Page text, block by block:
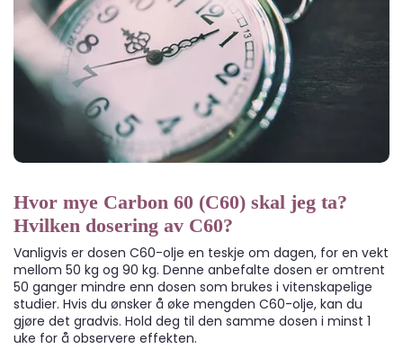
Hvor mye Carbon 60 (C60) skal jeg ta?
Hvilken dosering av C60?
Vanligvis er dosen C60-olje en teskje om dagen, for en vekt
mellom 50 kg og 90 kg. Denne anbefalte dosen er omtrent
50 ganger mindre enn dosen som brukes i vitenskapelige
studier. Hvis du ønsker å øke mengden C60-olje, kan du
gjøre det gradvis. Hold deg til den samme dosen i minst 1
uke for å observere effekten.